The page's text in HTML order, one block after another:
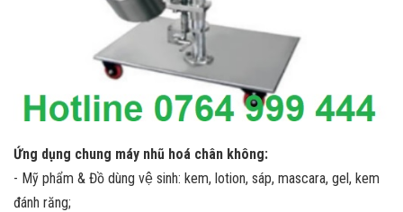
Ứng dụng chung máy nhũ hoá chân không:
- Mỹ phẩm & Đồ dùng vệ sinh: kem, lotion, sáp, mascara, gel, kem
đánh răng;